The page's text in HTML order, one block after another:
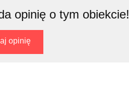
opinię o tym obiekcie!
opinię